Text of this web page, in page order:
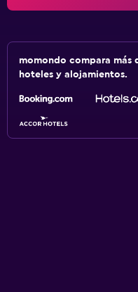
momondo compara más
hoteles y alojamientos.